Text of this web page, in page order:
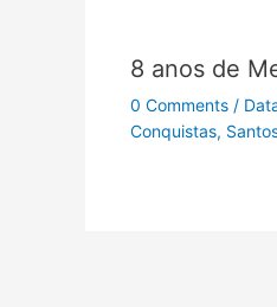
8 anos de
0 Comments /
Conquistas,